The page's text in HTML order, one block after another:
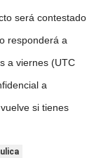
será contestado
responderá a
a viernes (UTC
a
si tienes